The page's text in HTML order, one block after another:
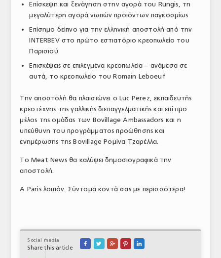
Επίσκεψη και ξενάγηση στην αγορά του Rungis, τη
μεγαλύτερη αγορά νωπών προιόντων παγκοσμίως
Επίσημο δείπνο για την ελληνική αποστολή από την
INTERBEV στο πρώτο εστιατόριο κρεοπωλείο του
Παρισιού
Επισκέψεις σε επιλεγμένα κρεοπωλεία – ανάμεσα σε
αυτά, το κρεοπωλείο του Romain Leboeuf
Την αποστολή θα πλαισιώνει ο Luc Perez, εκπαιδευτής
κρεοτέχνης της γαλλικής διεπαγγελματικής και επίτιμο
μέλος της ομάδας των Bovillage Ambassadors και η
υπεύθυνη του προγράμματος προώθησης και
ενημέρωσης της Bovillage Ρομίνα Τζαρέλλα.
Το Meat News θα καλύψει δημοσιογραφικά την
αποστολή.
A Paris λοιπόν. Σύντομα κοντά σας με περισσότερα!
Social media
Share this article
    